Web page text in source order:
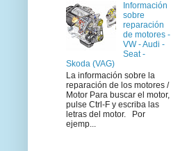
Información
sobre
reparación
de motores -
VW - Audi -
Seat -
Skoda (VAG)
La información sobre la
reparación de los motores /
Motor Para buscar el motor,
pulse Ctrl-F y escriba las
letras del motor. Por
ejemp...